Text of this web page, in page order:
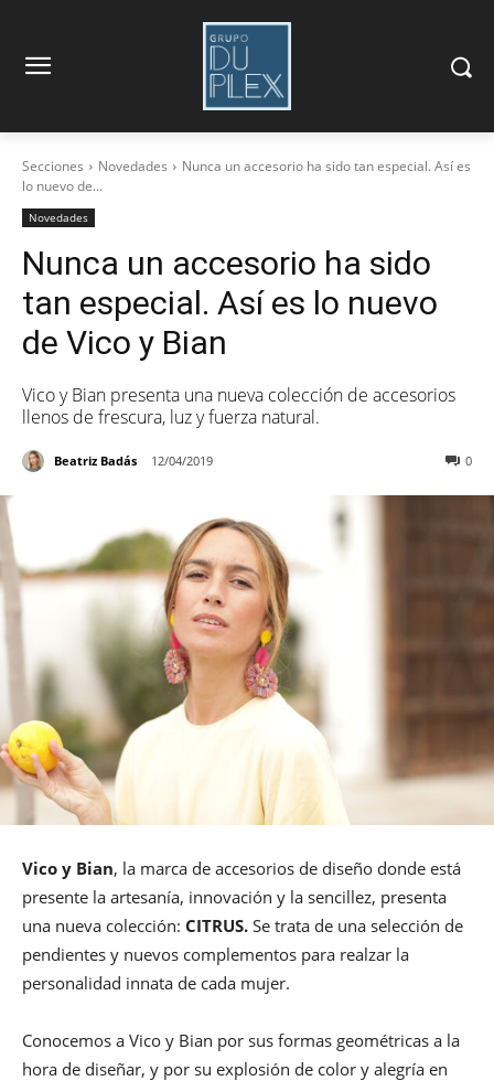
Secciones Novedades
Nunca un accesorio ha sido tan especial. Así es
lo nuevo de...
Novedades
Nunca un accesorio ha sido
tan especial. Así es lo nuevo
de Vico y Bian
Vico y Bian presenta una nueva colección de accesorios
llenos de frescura, luz y fuerza natural.
Beatriz Badás 12/04/2019 0
Vico y Bian, la marca de accesorios de diseño donde está
presente la artesanía, innovación y la sencillez, presenta
una nueva colección: CITRUS. Se trata de una selección de
pendientes y nuevos complementos para realzar la
personalidad innata de cada mujer.
Conocemos a Vico y Bian por sus formas geométricas a la
hora de diseñar, y por su explosión de color y alegría en